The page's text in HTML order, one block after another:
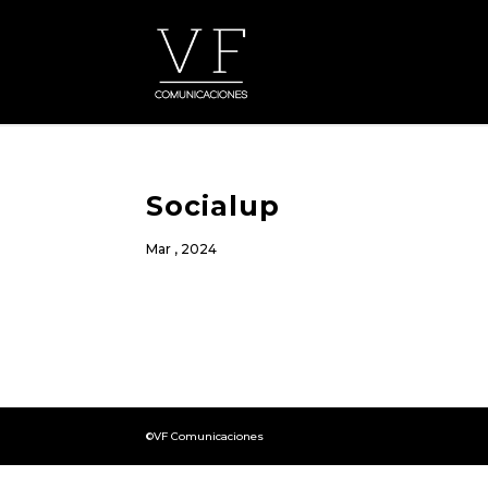
Socialup
Mar , 2024
©VF Comunicaciones